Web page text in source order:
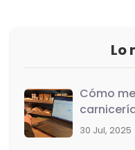
Lo
Cómo
30 Jul, 2025